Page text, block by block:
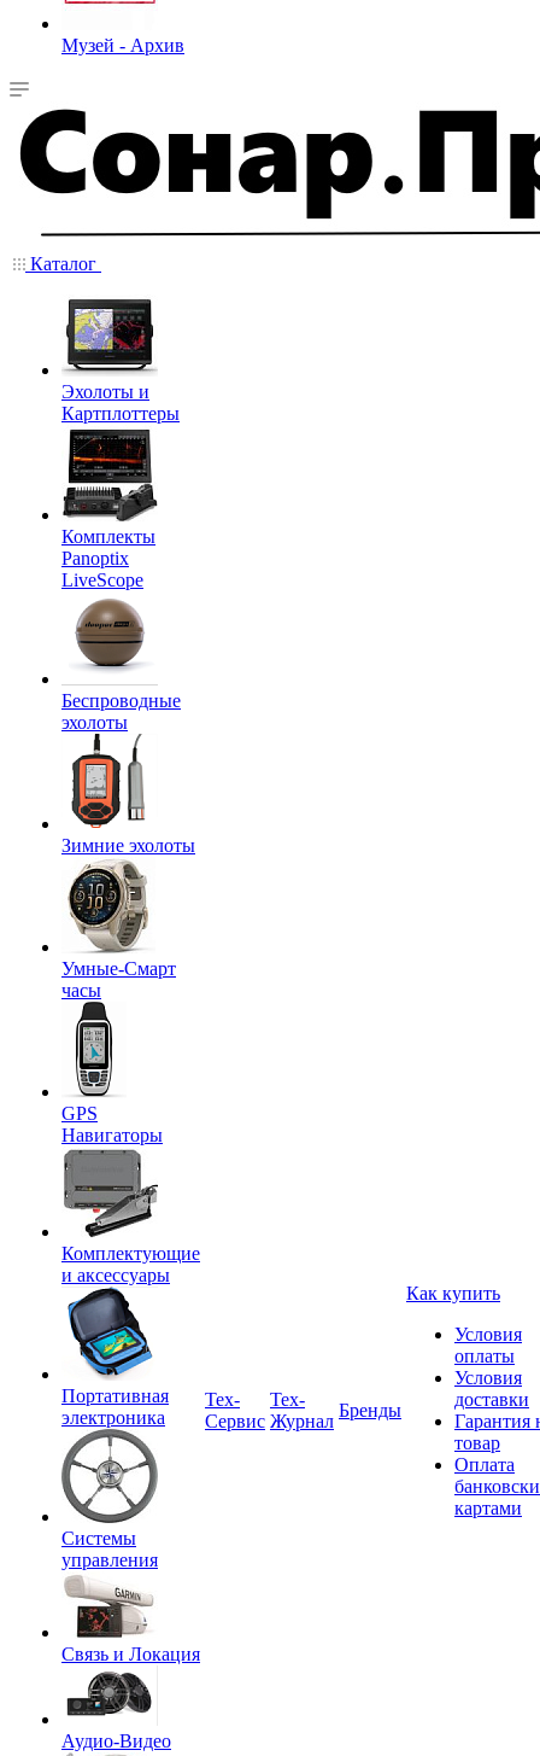
Музей - Архив
Каталог
Эхолоты и
Картплоттеры
Комплекты
Panoptix
LiveScope
Беспроводные
эхолоты
Зимние эхолоты
Умные-Смарт
часы
GPS
Навигаторы
Комплектующие
и аксессуары
Портативная
электроника
Системы
управления
Связь и Локация
Аудио-Видео
Tex-
Сервис
Тех-
Журнал
Бренды
Как купить
Условия
оплаты
Условия
доставки
Гарантия
товар
Оплата
картами